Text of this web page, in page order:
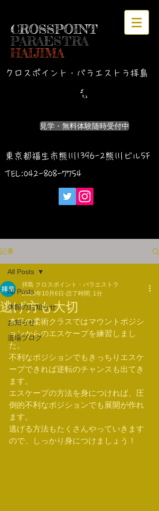
CROSSPOINT
PARAESTRA
HAIJIMA
クロスポイント・パラエストラ拝島
見学・無料体験随時受付中
東京都福生市熊川1396-2熊川ビル5F
TEL:042-808-7754
記事
All Posts
休館のお知らせ
お知らせ
道場ブログ
All Posts
逃げ方も大切
拝島 クロスポイント・パラエストラ
2020年10月6日 読了時間: 1分
本日の柔術クラスではマウントポジシ
ョンからのエスケープを練習しまし
た。
不利なポジションでもきっちりエスケ
ープできれば逆転のチャンスも出てき
ます。
エスケープの方法を身につければ、圧
倒的不利なポジションでも展開が作れ
ます。
逃げる方法もたくさんやっていきます
ので、しっかり身につけましょう！